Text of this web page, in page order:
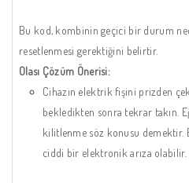
Bu kod, kombinin geçici bir durum
resetlenmesi gerektiğini belirtir.
Olası Çözüm Önerisi:
Cihazın elektrik fişini prizden
bekledikten sonra tekrar takın.
kilitlenme söz konusu demektir.
ciddi bir elektronik arıza olabilir.